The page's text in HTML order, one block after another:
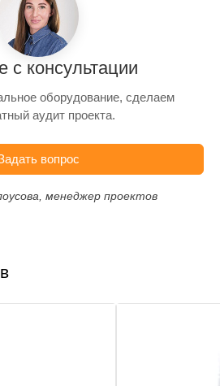
с консультации
оборудование, сделаем
аудит проекта.
вопрос
менеджер проектов